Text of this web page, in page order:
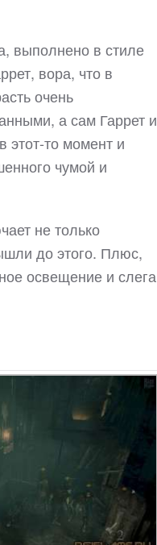
выполнено в стиле
вора, что в
очень
а сам Гаррет и
этот-то момент и
чумой и
не только
до этого. Плюс,
освещение и слега